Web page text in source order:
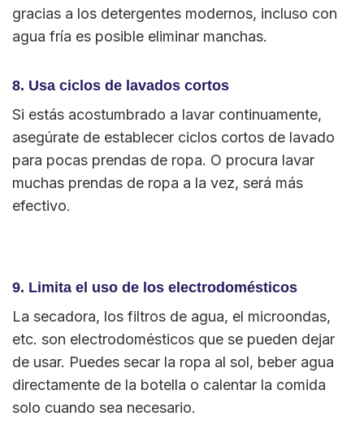
gracias a los detergentes modernos, incluso con
agua fría es posible eliminar manchas.
8. Usa ciclos de lavados cortos
Si estás acostumbrado a lavar continuamente,
asegúrate de establecer ciclos cortos de lavado
para pocas prendas de ropa. O procura lavar
muchas prendas de ropa a la vez, será más
efectivo.
9. Limita el uso de los electrodomésticos
La secadora, los filtros de agua, el microondas,
etc. son electrodomésticos que se pueden dejar
de usar. Puedes secar la ropa al sol, beber agua
directamente de la botella o calentar la comida
solo cuando sea necesario.